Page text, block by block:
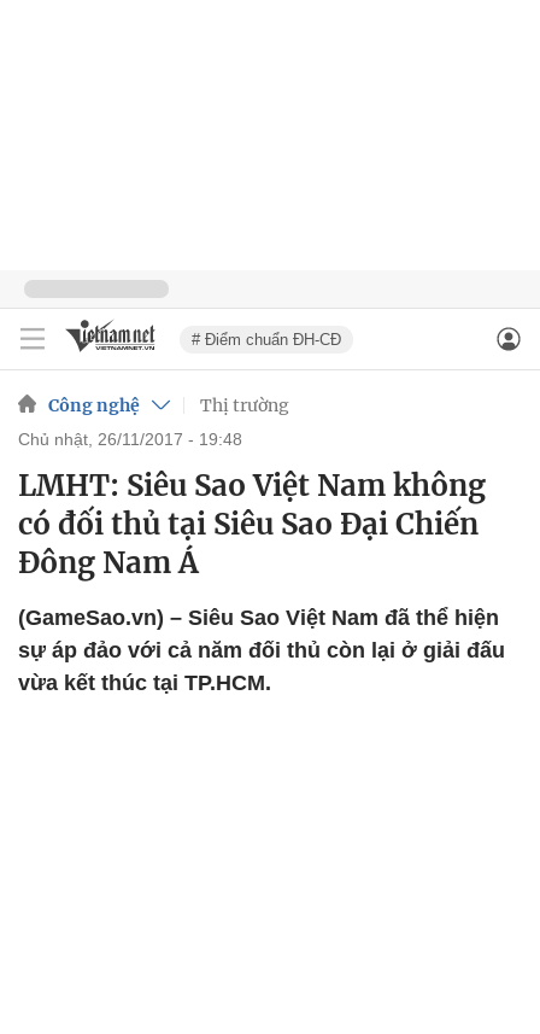
# Điểm chuẩn ĐH-CĐ
Công nghệ Thị trường
chủ nhật, 26/11/2017 - 19:48
LMHT: Siêu Sao Việt Nam không
có đối thủ tại Siêu Sao Đại Chiến
Đông Nam Á
(GameSao.vn) – Siêu Sao Việt Nam đã thể hiện
sự áp đảo với cả năm đối thủ còn lại ở giải đấu
vừa kết thúc tại TP.HCM.